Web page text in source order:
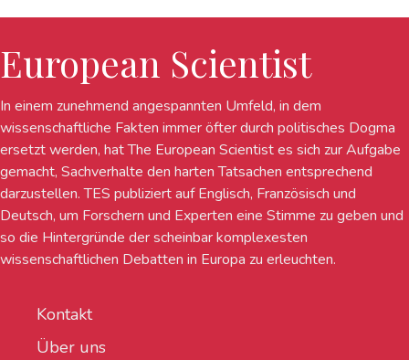
European Scientist
In einem zunehmend angespannten Umfeld, in dem
wissenschaftliche Fakten immer öfter durch politisches Dogma
ersetzt werden, hat The European Scientist es sich zur Aufgabe
gemacht, Sachverhalte den harten Tatsachen entsprechend
darzustellen. TES publiziert auf Englisch, Französisch und
Deutsch, um Forschern und Experten eine Stimme zu geben und
so die Hintergründe der scheinbar komplexesten
wissenschaftlichen Debatten in Europa zu erleuchten.
Kontakt
Über uns